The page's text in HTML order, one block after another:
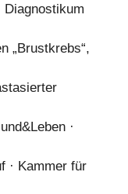
Diagnostikum
„Brustkrebs“,
·
· Kammer für